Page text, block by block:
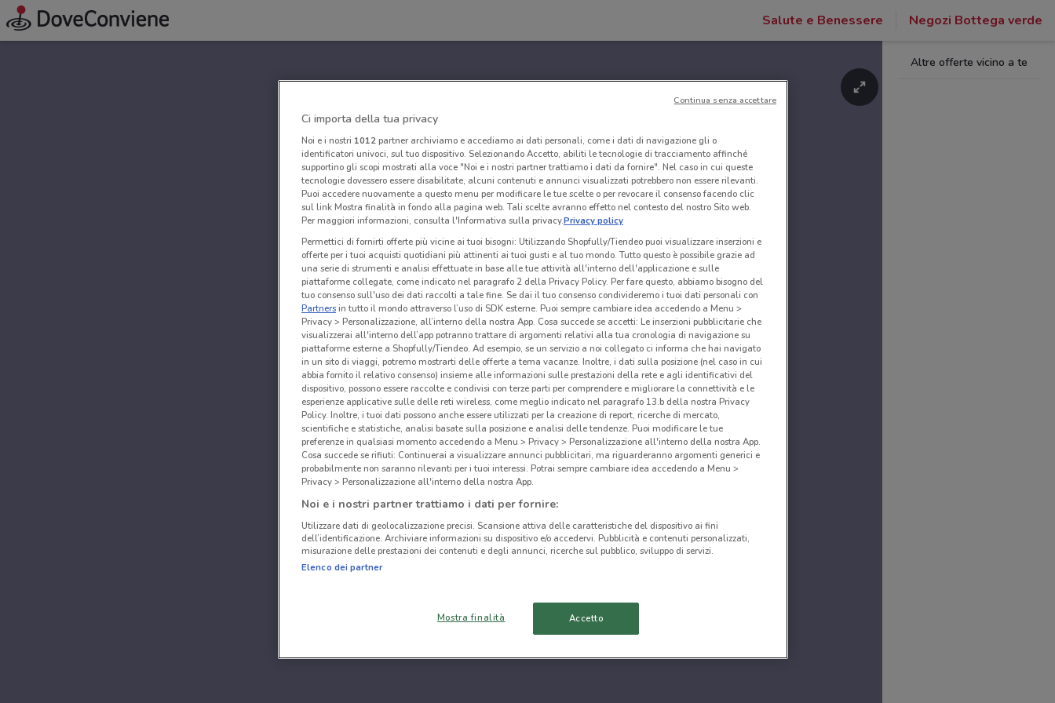
Salute e Benessere Negozi Bottega verde
Altre offerte vicino a te
Ci importa della tua privacy
Noi e i nostri 1012partner archiviamo e accediamo ai dati personali, come i dati di navigazione gli o
identificatori univoci, sul tuo dispositivo. Selezionando Accetto, abiliti le tecnologie di tracciamento affinché
supportino gli scopi mostrati alla voce "Noi e i nostri partner trattiamo i dati da fornire". Nel caso in cui queste
tecnologie dovessero essere disabilitate, alcuni contenuti e annunci visualizzati potrebbero non essere rilevanti.
Puoi accedere nuovamente a questo menu per modificare le tue scelte o per revocare il consenso facendo clic
sul link Mostra finalità in fondo alla pagina web. Tali scelte avranno effetto nel contesto del nostro Sito web.
Per maggiori informazioni, consulta l'Informativa sulla privacy.Privacy policy
Permettici di fornirti offerte più vicine ai tuoi bisogni: Utilizzando Shopfully/Tiendeo puoi visualizzare inserzioni e
offerte per i tuoi acquisti quotidiani più attinenti ai tuoi gusti e al tuo mondo. Tutto questo è possibile grazie ad
una serie di strumenti e analisi effettuate in base alle tue attività all'interno dell'applicazione e sulle
piattaforme collegate, come indicato nel paragrafo 2 della Privacy Policy. Per fare questo, abbiamo bisogno del
tuo consenso sull'uso dei dati raccolti a tale fine. Se dai il tuo consenso condivideremo i tuoi dati personali con
Partnersin tutto il mondo attraverso l’uso di SDK esterne. Puoi sempre cambiare idea accedendo a Menu >
Privacy > Personalizzazione, all’interno della nostra App. Cosa succede se accetti: Le inserzioni pubblicitarie che
visualizzerai all'interno dell’app potranno trattare di argomenti relativi alla tua cronologia di navigazione su
piattaforme esterne a Shopfully/Tiendeo. Ad esempio, se un servizio a noi collegato ci informa che hai navigato
in un sito di viaggi, potremo mostrarti delle offerte a tema vacanze. Inoltre, i dati sulla posizione (nel caso in cui
abbia fornito il relativo consenso) insieme alle informazioni sulle prestazioni della rete e agli identificativi del
dispositivo, possono essere raccolte e condivisi con terze parti per comprendere e migliorare la connettività e le
esperienze applicative sulle delle reti wireless, come meglio indicato nel paragrafo 13.b della nostra Privacy
Policy. Inoltre, i tuoi dati possono anche essere utilizzati per la creazione di report, ricerche di mercato,
scientifiche e statistiche, analisi basate sulla posizione e analisi delle tendenze. Puoi modificare le tue
preferenze in qualsiasi momento accedendo a Menu > Privacy > Personalizzazione all'interno della nostra App.
Cosa succede se rifiuti: Continuerai a visualizzare annunci pubblicitari, ma riguarderanno argomenti generici e
probabilmente non saranno rilevanti per i tuoi interessi. Potrai sempre cambiare idea accedendo a Menu >
Privacy > Personalizzazione all'interno della nostra App.
Noi e i nostri partner trattiamo i dati per fornire:
Utilizzare dati di geolocalizzazione precisi. Scansione attiva delle caratteristiche del dispositivo ai fini
dell’identificazione. Archiviare informazioni su dispositivo e/o accedervi. Pubblicità e contenuti personalizzati,
misurazione delle prestazioni dei contenuti e degli annunci, ricerche sul pubblico, sviluppo di servizi.
Elenco dei partner
Mostra finalità Accetto
Continua senza accettare